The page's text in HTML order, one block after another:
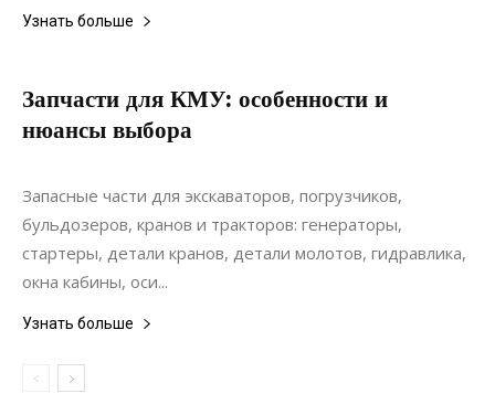
Узнать больше
Запчасти для КМУ: особенности и
нюансы выбора
29.11.2020
Запасные части для экскаваторов, погрузчиков,
бульдозеров, кранов и тракторов: генераторы,
стартеры, детали кранов, детали молотов, гидравлика,
окна кабины, оси...
Узнать больше